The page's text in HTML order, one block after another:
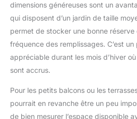
dimensions généreuses sont un
qui disposent d’un jardin de taille
permet de stocker une bonne réserve
fréquence des remplissages. C’est
appréciable durant les mois d’hiver
sont accrus.
Pour les petits balcons ou les
pourrait en revanche être un peu
de bien mesurer l’espace disponible